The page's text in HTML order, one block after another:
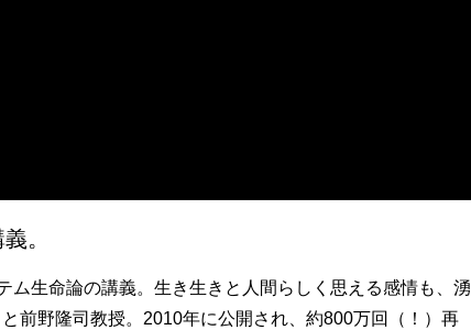
。
ム生命論の講義。生き生きと人間らしく思える感情も、湧
前野隆司教授。2010年に公開され、約800万回（！）再